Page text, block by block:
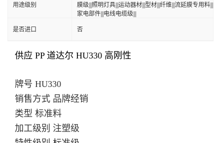
用途级别
膜级|||照明灯具|||运动器材|||型材|||纤维|||流延膜专用料|||
家电部件|||电线电缆级|||
是否进口 否
供应 PP 道达尔 HU330 高刚性
牌号 HU330
销售方式 品牌经销
类型 标准料
加工级别 注塑级